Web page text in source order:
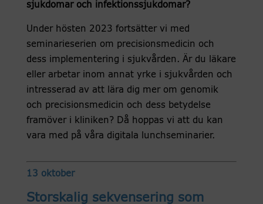
sjukdomar och infektionssjukdomar?
Under hösten 2023 fortsätter vi med
seminarieserien om precisionsmedicin och
dess implementering i sjukvården. Är du läkare
eller arbetar inom annat yrke i sjukvården och
intresserad av att lära dig mer om genomik
och precisionsmedicin och dess betydelse
framöver i kliniken? Då hoppas vi att du kan
vara med på våra digitala lunchseminarier.
13 oktober
Storskalig sekvensering som